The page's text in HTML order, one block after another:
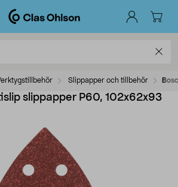
Slippapper och tillbehör
slippapper P60, 102x62x93